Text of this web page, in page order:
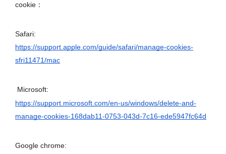
cookie：
Safari:
https://support.apple.com/guide/safari/manage-cookies-
sfri11471/mac
Microsoft:
https://support.microsoft.com/en-us/windows/delete-and-
manage-cookies-168dab11-0753-043d-7c16-ede5947fc64d
Google chrome: